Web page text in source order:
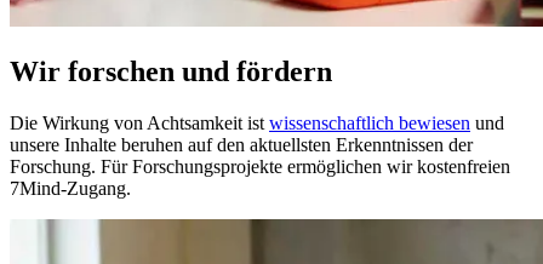
Wir forschen und fördern
Die Wirkung von Achtsamkeit ist wissenschaftlich bewiesen und
unsere Inhalte beruhen auf den aktuellsten Erkenntnissen der
Forschung. Für Forschungsprojekte ermöglichen wir kostenfreien
7Mind-Zugang.